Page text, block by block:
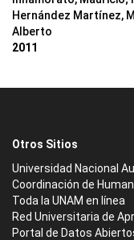
Hernández Martínez,
Alberto
2011
Otros Sitios
Universidad Nacional
Coordinación de
Toda la UNAM en línea
Red Universitaria de
Portal de Datos